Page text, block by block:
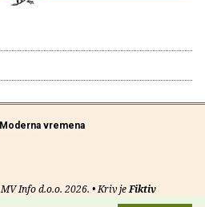
Moderna vremena
Info d.o.o. 2026. • Kriv jeFiktiv